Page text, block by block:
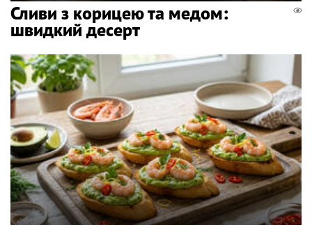
Сливи з корицею та медом:
швидкий десерт